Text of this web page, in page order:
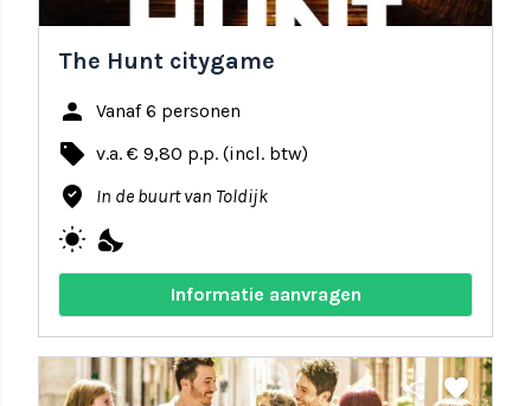
The Hunt citygame
person Vanaf 6 personen
local_offer v.a. € 9,80 p.p. (incl. btw)
where_to_vote In de buurt van Toldijk
wb_sunny nights_stay
Informatie aanvragen
share favorite